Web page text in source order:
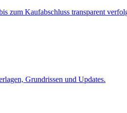
zum Kaufabschluss transparent
Grundrissen und Updates.